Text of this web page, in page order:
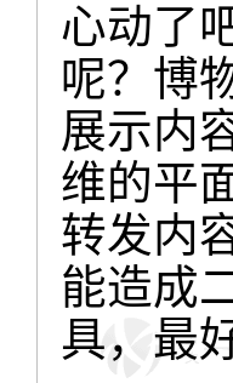
心动了
呢？博
展示内
维的平
转发内
能造成
具， 最